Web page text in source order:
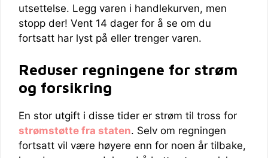
utsettelse. Legg varen i handlekurven, men
stopp der! Vent 14 dager for å se om du
fortsatt har lyst på eller trenger varen.
Reduser regningene for strøm
og forsikring
En stor utgift i disse tider er strøm til tross for
strømstøtte fra staten. Selv om regningen
fortsatt vil være høyere enn for noen år tilbake,